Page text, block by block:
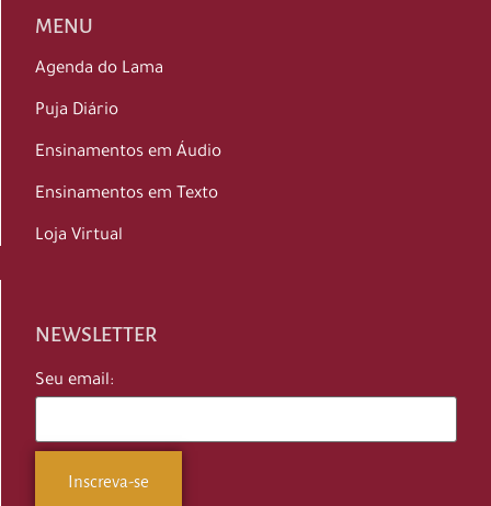
MENU
Agenda do Lama
Puja Diário
Ensinamentos em Áudio
Ensinamentos em Texto
Loja Virtual
NEWSLETTER
Seu email: